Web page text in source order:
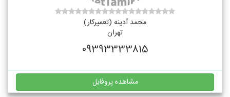
محمد آدینه (تعمیرکار)
تهران
09393333815
مشاهده پروفایل